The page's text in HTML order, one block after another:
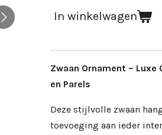
In winkelwagen
Zwaan Ornament – Luxe
en Parels
Deze stijlvolle zwaan
toevoeging aan ieder